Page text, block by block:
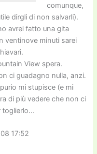
comunque,
dirgli di non salvarli).
avrei fatto una gita
ventinove minuti sarei
View spera.
ci guadagno nulla, anzi.
mi stupisce (e mi
di più vedere che non ci
toglierlo…
17:52